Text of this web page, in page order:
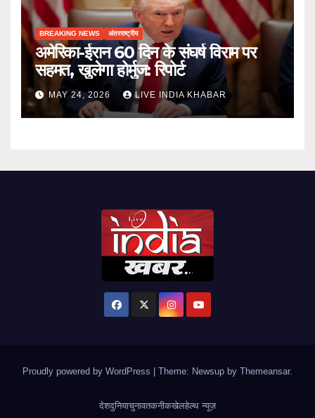
BREAKING NEWS अंतरराष्ट्रीय
अमेरिका-ईरान 60 दिन के संघर्ष विराम पर
सहमत, खुलेगा होर्मुज: रिपोर्ट
MAY 24, 2026 LIVE INDIA KHABAR
Proudly powered by WordPress Theme: Newsup by Themeansar.
देशदुनियाचुनावतकनीकखेलहेल्थ न्यूज़